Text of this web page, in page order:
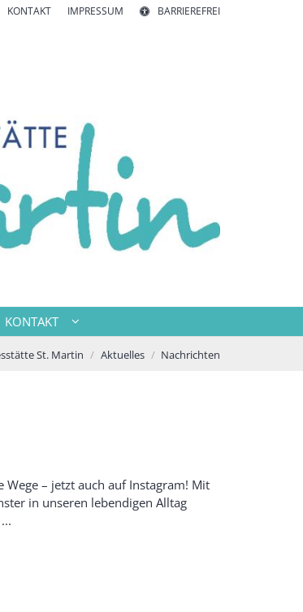
KONTAKT IMPRESSUM BARRIEREFREI
KONTAKT
St. Martin Aktuelles Nachrichten
Wege – jetzt auch auf Instagram! Mit
in unseren lebendigen Alltag